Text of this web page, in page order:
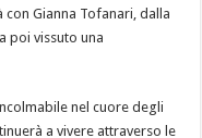
Gianna Tofanari, dalla
poi vissuto una
nel cuore degli
a vivere attraverso le